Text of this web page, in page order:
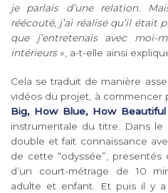
je parlais d’une relation.
réécouté, j’ai réalisé qu’il était
que j’entretenais avec
intérieurs», a-t-elle ainsi
Cela se traduit de manière
vidéos du projet, à commencer
Big, How Blue, How Beautiful
instrumentale du titre. Dans le
double et fait connaissance
de cette “odyssée”,
d’un court-métrage de 10
adulte et enfant. Et puis il y a